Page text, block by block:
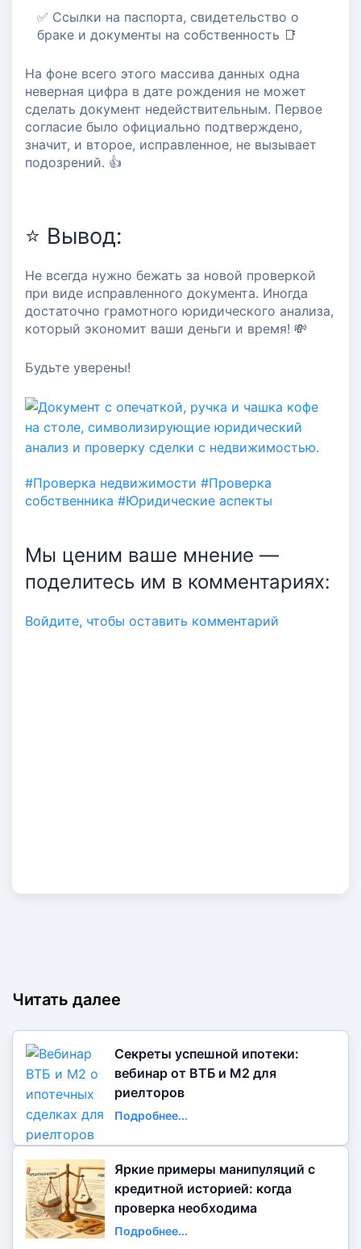
✅ Ссылки на паспорта, свидетельство о
браке и документы на собственность 📑
На фоне всего этого массива данных одна
неверная цифра в дате рождения не может
сделать документ недействительным. Первое
согласие было официально подтверждено,
значит, и второе, исправленное, не вызывает
подозрений. 👍
⭐️ Вывод:
Не всегда нужно бежать за новой проверкой
при виде исправленного документа. Иногда
достаточно грамотного юридического анализа,
который экономит ваши деньги и время! 💸
Будьте уверены!
#Проверка недвижимости #Проверка
собственника #Юридические аспекты
Мы ценим ваше мнение —
поделитесь им в комментариях:
Войдите, чтобы оставить комментарий
Читать далее
Секреты успешной ипотеки:
вебинар от ВТБ и М2 для
риелторов
Подробнее...
Яркие примеры манипуляций с
кредитной историей: когда
проверка необходима
Подробнее...